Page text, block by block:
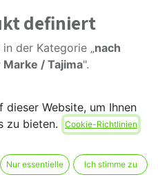
definiert
der Kategorie „nach
/ Tajima".
Website, um Ihnen
zu bieten.
Cookie-Richtlinien
Nur essentielle Ich stimme zu